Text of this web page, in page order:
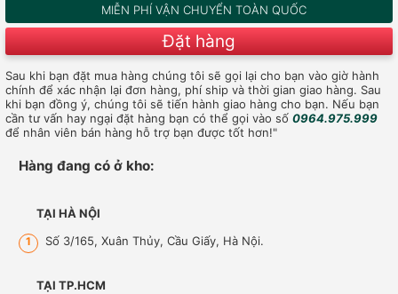
MIỄN PHÍ VẬN CHUYỂN TOÀN QUỐC
Đặt hàng
Sau khi bạn đặt mua hàng chúng tôi sẽ gọi lại cho bạn vào giờ hành
chính để xác nhận lại đơn hàng, phí ship và thời gian giao hàng. Sau
khi bạn đồng ý, chúng tôi sẽ tiến hành giao hàng cho bạn. Nếu bạn
cần tư vấn hay ngại đặt hàng bạn có thể gọi vào số 0964.975.999
để nhân viên bán hàng hỗ trợ bạn được tốt hơn!"
Hàng đang có ở kho:
TẠI HÀ NỘI
1 Số 3/165, Xuân Thủy, Cầu Giấy, Hà Nội.
TẠI TP.HCM